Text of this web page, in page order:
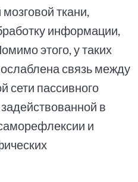
ткани,
информации,
этого, у таких
связь между
сети пассивного
в
и